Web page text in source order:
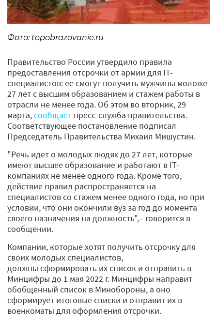
Фото: topobrazovanie.ru
Правительство России утвердило правила
предоставления отсрочки от армии для IT-
специалистов: ее смогут получить мужчины моложе
27 лет с высшим образованием и стажем работы в
отрасли не менее года. Об этом во вторник, 29
марта,сообщает пресс-служба правительства.
Соответствующее постановление подписал
Председатель Правительства Михаил Мишустин.
"Речь идет о молодых людях до 27 лет, которые
имеют высшее образование и работают в IT-
компаниях не менее одного года. Кроме того,
действие правил распространяется на
специалистов со стажем менее одного года, но при
условии, что они окончили вуз за год до момента
своего назначения на должность",– говорится в
сообщении.
Компании, которые хотят получить отсрочку для
своих молодых специалистов,
должны сформировать их список и отправить в
Минцифры до 1 мая 2022 г. Минцифры направит
обобщенный список в Минобороны, а оно
сформирует итоговые списки и отправит их в
военкоматы для оформления отсрочки.